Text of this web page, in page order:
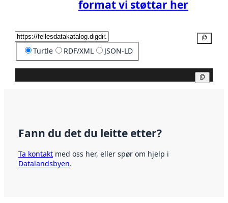
format vi støttar her
Turtle RDF/XML JSON-LD
Fann du det du leitte etter?
Ta kontakt med oss her, eller spør om hjelp i
Datalandsbyen.